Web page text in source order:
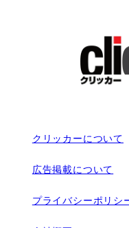
クリッカーについて
広告掲載について
プライバシーポリシ